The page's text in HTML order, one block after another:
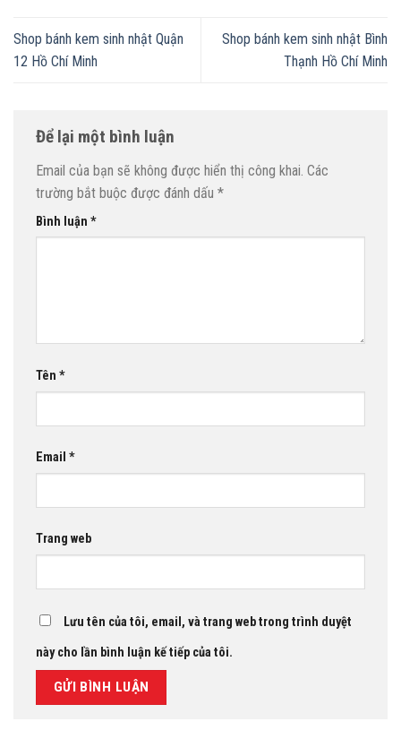
Shop bánh kem sinh nhật Quận
12 Hồ Chí Minh
Shop bánh kem sinh nhật Bình
Thạnh Hồ Chí Minh
Để lại một bình luận
Email của bạn sẽ không được hiển thị công khai. Các
trường bắt buộc được đánh dấu *
Bình luận *
Tên *
Email *
Trang web
Lưu tên của tôi, email, và trang web trong trình duyệt
này cho lần bình luận kế tiếp của tôi.